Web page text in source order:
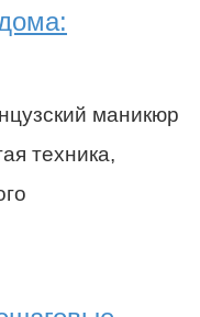
маникюр
техника,